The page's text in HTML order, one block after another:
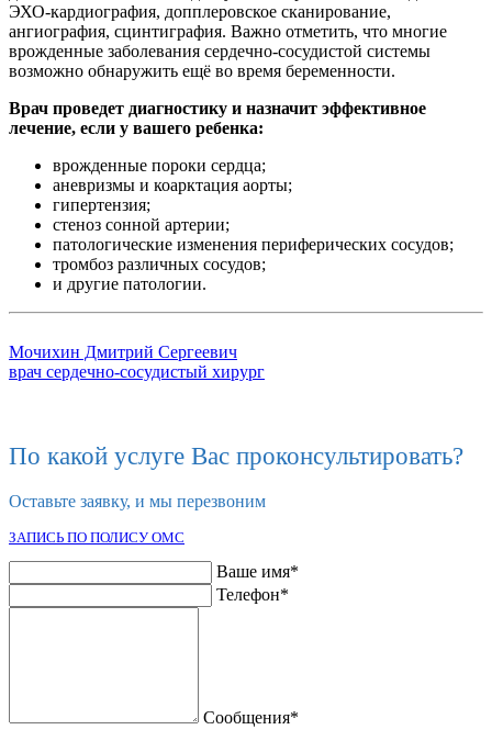
ЭХО-кардиография, допплеровское сканирование,
ангиография, сцинтиграфия. Важно отметить, что многие
врожденные заболевания сердечно-сосудистой системы
возможно обнаружить ещё во время беременности.
Врач проведет диагностику и назначит эффективное
лечение, если у вашего ребенка:
врожденные пороки сердца;
аневризмы и коарктация аорты;
гипертензия;
стеноз сонной артерии;
патологические изменения периферических сосудов;
тромбоз различных сосудов;
и другие патологии.
Мочихин Дмитрий Сергеевич
врач сердечно-сосудистый хирург
По какой услуге Вас проконсультировать?
Оставьте заявку, и мы перезвоним
ЗАПИСЬ ПО ПОЛИСУ ОМС
Ваше имя*
Телефон*
Сообщения*